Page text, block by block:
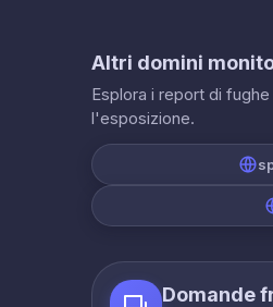
Altri domini
Esplora i report di
l'esposizione.
Domande